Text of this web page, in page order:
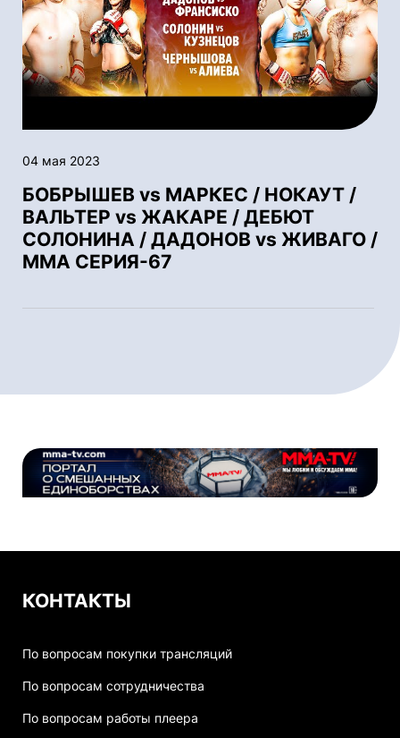
04 мая 2023
БОБРЫШЕВ vs МАРКЕС / НОКАУТ /
ВАЛЬТЕР vs ЖАКАРЕ / ДЕБЮТ
СОЛОНИНА / ДАДОНОВ vs ЖИВАГО /
ММА СЕРИЯ-67
КОНТАКТЫ
По вопросам покупки трансляций
По вопросам сотрудничества
По вопросам работы плеера